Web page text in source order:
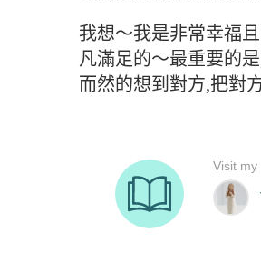
我想～我是非常幸福
凡滿足的～最重要的
而然的想到對方,把對